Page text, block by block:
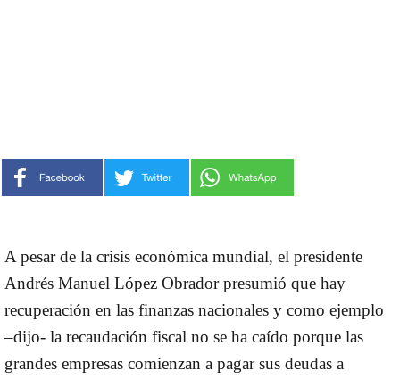
A pesar de la crisis económica mundial, el presidente
Andrés Manuel López Obrador presumió que hay
recuperación en las finanzas nacionales y como ejemplo
–dijo- la recaudación fiscal no se ha caído porque las
grandes empresas comienzan a pagar sus deudas a